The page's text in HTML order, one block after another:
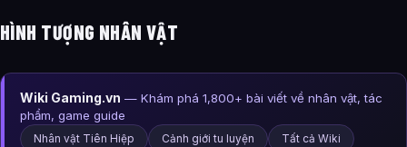
HÌNH TƯỢNG NHÂN VẬT
Wiki Gaming.vn — Khám phá 1,800+ bài viết về nhân vật, tác
phẩm, game guide
Nhân vật Tiên Hiệp Cảnh giới tu luyện Tất cả Wiki